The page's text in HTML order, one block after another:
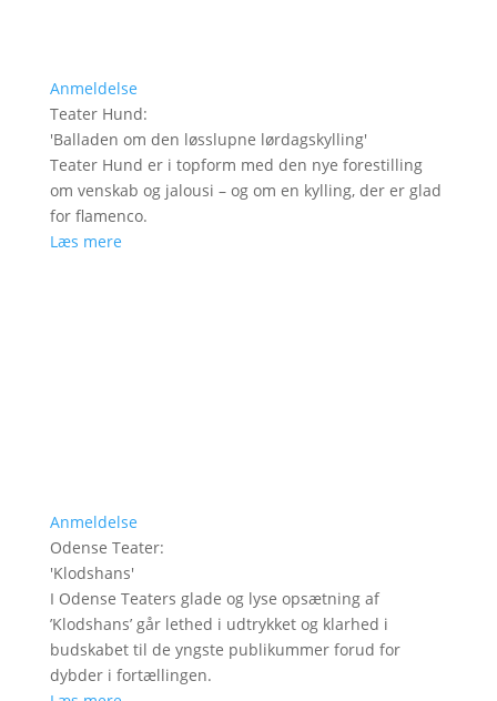
Anmeldelse
Teater Hund:
'Balladen om den løsslupne lørdagskylling'
Teater Hund er i topform med den nye forestilling
om venskab og jalousi – og om en kylling, der er glad
for flamenco.
Læs mere
Anmeldelse
Odense Teater:
'Klodshans'
I Odense Teaters glade og lyse opsætning af
’Klodshans’ går lethed i udtrykket og klarhed i
budskabet til de yngste publikummer forud for
dybder i fortællingen.